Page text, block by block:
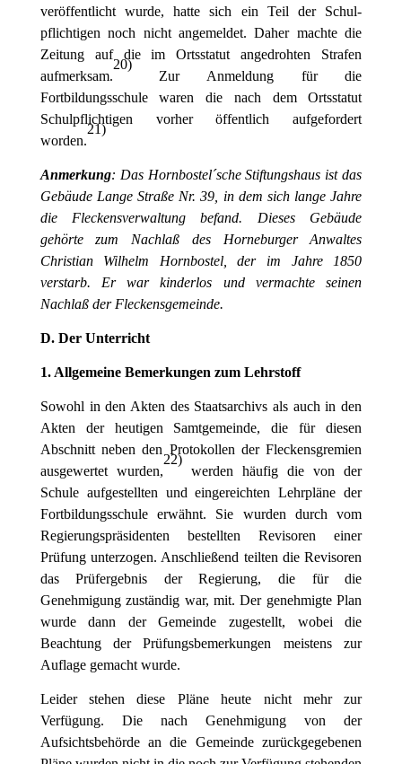
veröffentlicht wurde, hatte sich ein Teil der Schul-
pflichtigen noch nicht angemeldet. Daher machte die
Zeitung auf die im Ortsstatut angedrohten Strafen
aufmerksam.
20)
Zur Anmeldung für die
Fortbildungsschule waren die nach dem Ortsstatut
Schulpflichtigen vorher öffentlich aufgefordert
worden.
21)
Anmerkung: Das Hornbostel´sche Stiftungshaus ist das
Gebäude Lange Straße Nr. 39, in dem sich lange Jahre
die Fleckensverwaltung befand. Dieses Gebäude
gehörte zum Nachlaß des Horneburger Anwaltes
Christian Wilhelm Hornbostel, der im Jahre 1850
verstarb. Er war kinderlos und vermachte seinen
Nachlaß der Fleckensgemeinde.
D. Der Unterricht
1. Allgemeine Bemerkungen zum Lehrstoff
Sowohl in den Akten des Staatsarchivs als auch in den
Akten der heutigen Samtgemeinde, die für diesen
Abschnitt neben den Protokollen der Fleckensgremien
ausgewertet wurden,
22)
werden häufig die von der
Schule aufgestellten und eingereichten Lehrpläne der
Fortbildungsschule erwähnt. Sie wurden durch vom
Regierungspräsidenten bestellten Revisoren einer
Prüfung unterzogen. Anschließend teilten die Revisoren
das Prüfergebnis der Regierung, die für die
Genehmigung zuständig war, mit. Der genehmigte Plan
wurde dann der Gemeinde zugestellt, wobei die
Beachtung der Prüfungsbemerkungen meistens zur
Auflage gemacht wurde.
Leider stehen diese Pläne heute nicht mehr zur
Verfügung. Die nach Genehmigung von der
Aufsichtsbehörde an die Gemeinde zurückgegebenen